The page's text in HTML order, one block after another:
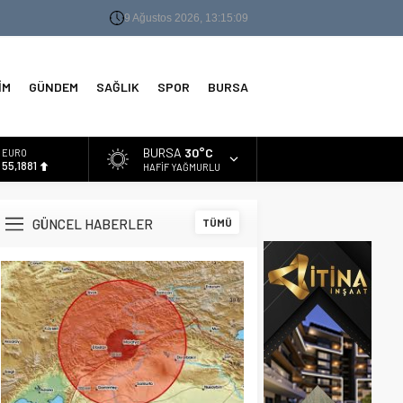
9 Ağustos 2026, 13:15:10
GÜNDEM SAĞLIK SPOR BURSA
ALTIN
6.660,55
EURO
55,1881
BURSA 30°C
HAFIF YAĞMURLU
GÜNCEL HABERLER TÜMÜ